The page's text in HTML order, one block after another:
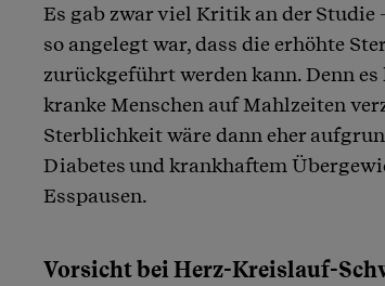
Es gab zwar viel Kritik an der Studie
so angelegt war, dass die erhöhte
zurückgeführt werden kann. Denn
kranke Menschen auf Mahlzeiten
Sterblichkeit wäre dann eher
Diabetes und krankhaftem
Esspausen.
Vorsicht bei Herz-Kreislauf-